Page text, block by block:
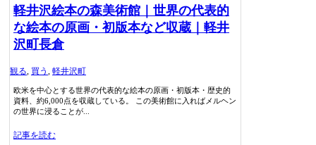
軽井沢絵本の森美術館｜世界の代表的
な絵本の原画・初版本など収蔵｜軽井
沢町長倉
観る, 買う , 軽井沢町
欧米を中心とする世界の代表的な絵本の原画・初版本・歴史的
資料、約6,000点を収蔵している。 この美術館に入ればメルヘン
の世界に浸ることが...
記事を読む